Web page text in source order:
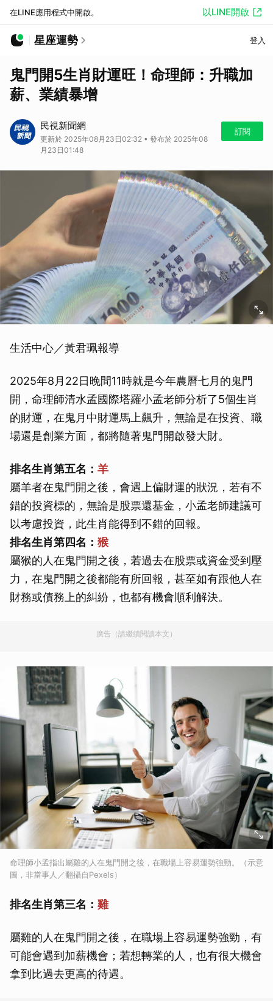
在LINE應用程式中開啟。 以LINE開啟
星座運勢 登入
鬼門開5生肖財運旺！命理師：升職加
薪、業績暴增
民視新聞網
更新於 2025年08月23日02:32 • 發布於 2025年08
月23日01:48
訂閱
生活中心／黃君珮報導
2025年8月22日晚間11時就是今年農曆七月的鬼門
開，命理師清水孟國際塔羅小孟老師分析了5個生肖
的財運，在鬼月中財運馬上飆升，無論是在投資、職
場還是創業方面，都將隨著鬼門開啟發大財。
排名生肖第五名： 羊
屬羊者在鬼門開之後，會遇上偏財運的狀況，若有不
錯的投資標的，無論是股票還基金，小孟老師建議可
以考慮投資，此生肖能得到不錯的回報。
排名生肖第四名： 猴
屬猴的人在鬼門開之後，若過去在股票或資金受到壓
力，在鬼門開之後都能有所回報，甚至如有跟他人在
財務或債務上的糾紛，也都有機會順利解決。
廣告（請繼續閱讀本文）
命理師小孟指出屬雞的人在鬼門開之後，在職場上容易運勢強勁。（示意
圖，非當事人／翻攝自Pexels）
排名生肖第三名： 雞
屬雞的人在鬼門開之後，在職場上容易運勢強勁，有
可能會遇到加薪機會；若想轉業的人，也有很大機會
拿到比過去更高的待遇。